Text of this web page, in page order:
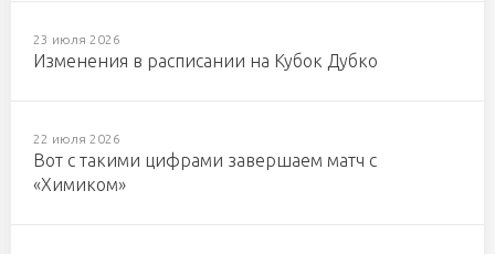
23 июля 2026
Изменения в расписании на Кубок Дубко
22 июля 2026
Вот с такими цифрами завершаем матч с
«Химиком»